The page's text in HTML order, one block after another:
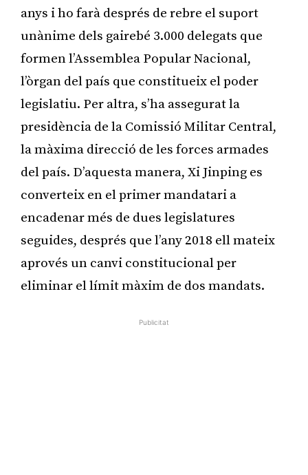
anys i ho farà després de rebre el suport
unànime dels gairebé 3.000 delegats que
formen l’Assemblea Popular Nacional,
l’òrgan del país que constitueix el poder
legislatiu. Per altra, s’ha assegurat la
presidència de la Comissió Militar Central,
la màxima direcció de les forces armades
del país. D’aquesta manera, Xi Jinping es
converteix en el primer mandatari a
encadenar més de dues legislatures
seguides, després que l’any 2018 ell mateix
aprovés un canvi constitucional per
eliminar el límit màxim de dos mandats.
Publicitat